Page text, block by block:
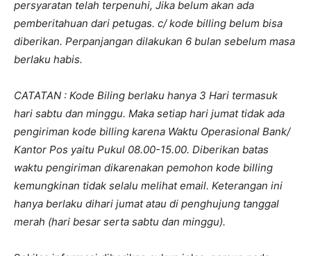
persyaratan telah terpenuhi, Jika belum akan ada
pemberitahuan dari petugas. c/ kode billing belum bisa
diberikan. Perpanjangan dilakukan 6 bulan sebelum masa
berlaku habis.
CATATAN : Kode Biling berlaku hanya 3 Hari termasuk
hari sabtu dan minggu. Maka setiap hari jumat tidak ada
pengiriman kode billing karena Waktu Operasional Bank/
Kantor Pos yaitu Pukul 08.00-15.00. Diberikan batas
waktu pengiriman dikarenakan pemohon kode billing
kemungkinan tidak selalu melihat email. Keterangan ini
hanya berlaku dihari jumat atau di penghujung tanggal
merah (hari besar serta sabtu dan minggu).